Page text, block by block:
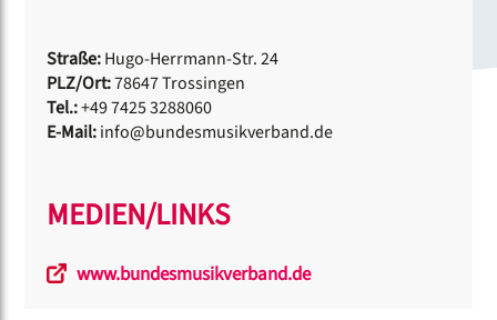
Straße:Hugo-Herrmann-Str. 24
PLZ/Ort:78647 Trossingen
Tel.:+49 7425 3288060
E-Mail:info@bundesmusikverband.de
MEDIEN/LINKS
www.bundesmusikverband.de